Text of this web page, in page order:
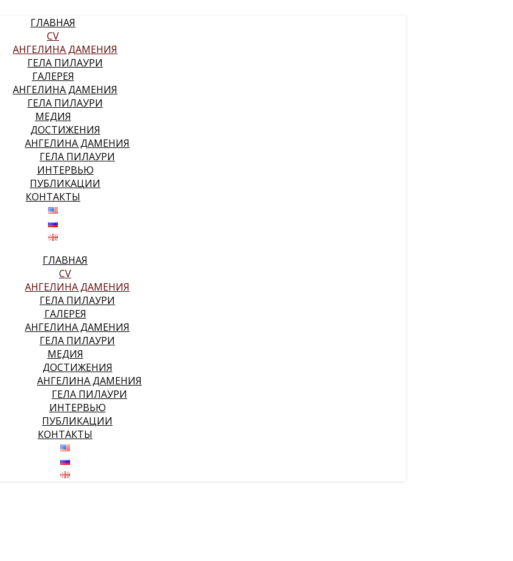
ГЛАВНАЯ
CV
АНГЕЛИНА ДАМЕНИЯ
ГЕЛА ПИЛАУРИ
ГАЛЕРЕЯ
АНГЕЛИНА ДАМЕНИЯ
ГЕЛА ПИЛАУРИ
МЕДИЯ
ДОСТИЖЕНИЯ
АНГЕЛИНА ДАМЕНИЯ
ГЕЛА ПИЛАУРИ
ИНТЕРВЬЮ
ПУБЛИКАЦИИ
КОНТАКТЫ
ГЛАВНАЯ
CV
АНГЕЛИНА ДАМЕНИЯ
ГЕЛА ПИЛАУРИ
ГАЛЕРЕЯ
АНГЕЛИНА ДАМЕНИЯ
ГЕЛА ПИЛАУРИ
МЕДИЯ
ДОСТИЖЕНИЯ
АНГЕЛИНА ДАМЕНИЯ
ГЕЛА ПИЛАУРИ
ИНТЕРВЬЮ
ПУБЛИКАЦИИ
КОНТАКТЫ